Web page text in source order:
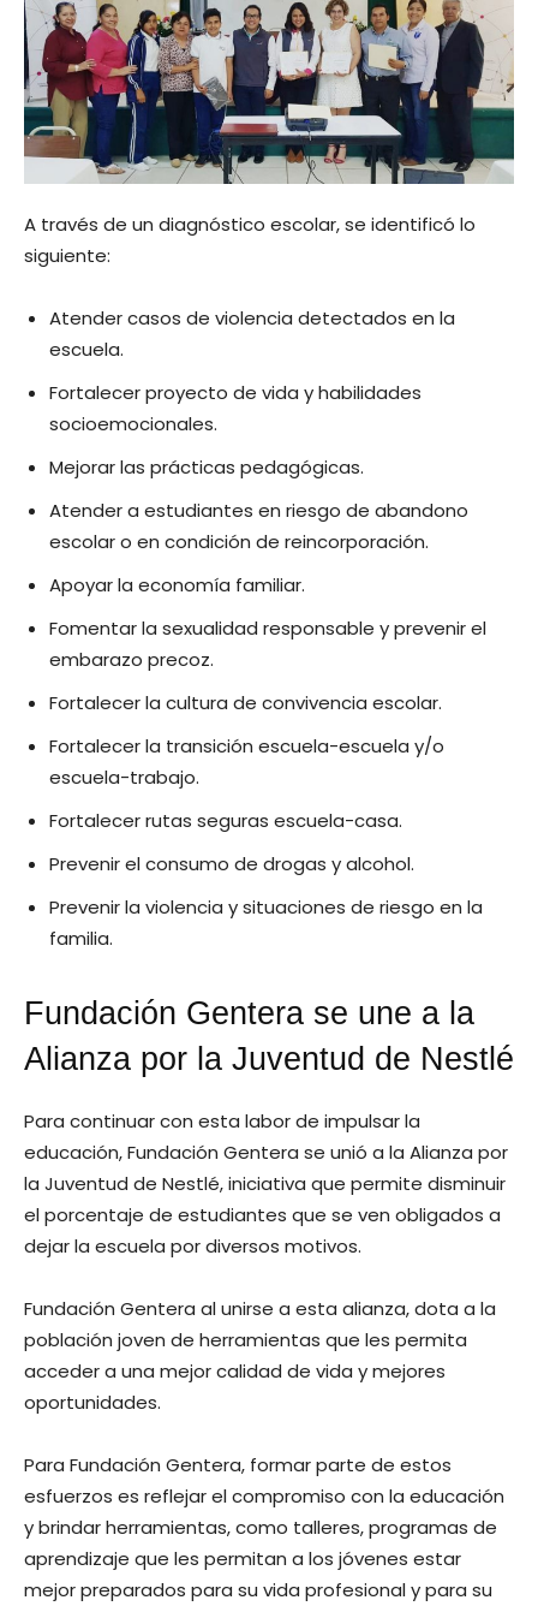
A través de un diagnóstico escolar, se identificó lo
siguiente:
Atender casos de violencia detectados en la
escuela.
Fortalecer proyecto de vida y habilidades
socioemocionales.
Mejorar las prácticas pedagógicas.
Atender a estudiantes en riesgo de abandono
escolar o en condición de reincorporación.
Apoyar la economía familiar.
Fomentar la sexualidad responsable y prevenir el
embarazo precoz.
Fortalecer la cultura de convivencia escolar.
Fortalecer la transición escuela-escuela y/o
escuela-trabajo.
Fortalecer rutas seguras escuela-casa.
Prevenir el consumo de drogas y alcohol.
Prevenir la violencia y situaciones de riesgo en la
familia.
Fundación Gentera se une a la
Alianza por la Juventud de Nestlé
Para continuar con esta labor de impulsar la
educación, Fundación Gentera se unió a la Alianza por
la Juventud de Nestlé, iniciativa que permite disminuir
el porcentaje de estudiantes que se ven obligados a
dejar la escuela por diversos motivos.
Fundación Gentera al unirse a esta alianza, dota a la
población joven de herramientas que les permita
acceder a una mejor calidad de vida y mejores
oportunidades.
Para Fundación Gentera, formar parte de estos
esfuerzos es reflejar el compromiso con la educación
y brindar herramientas, como talleres, programas de
aprendizaje que les permitan a los jóvenes estar
mejor preparados para su vida profesional y para su